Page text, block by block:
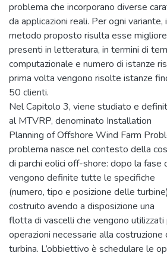
problema che incorporano diverse
da applicazioni reali. Per ogni variante,
metodo proposto risulta esse
presenti in letteratura, in termini di
computazionale e numero di istanze
prima volta vengono risolte istanze
50 clienti.
Nel Capitolo 3, viene studiato e
al MTVRP, denominato Installation
Planning of Offshore Wind Farm
problema nasce nel contesto della
di parchi eolici off-shore: dopo la fase
vengono definite tutte le specifiche
(numero, tipo e posizione delle
costruito avendo a disposizione una
flotta di vascelli che vengono
operazioni necessarie alla costruzione
turbina. L’obbiettivo è schedulare le